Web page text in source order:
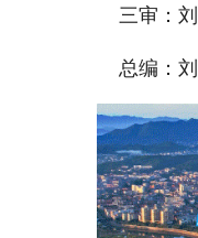
三审：
总编：